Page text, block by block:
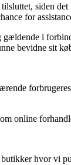
siden
for
i
bevidne
online
hvor vi